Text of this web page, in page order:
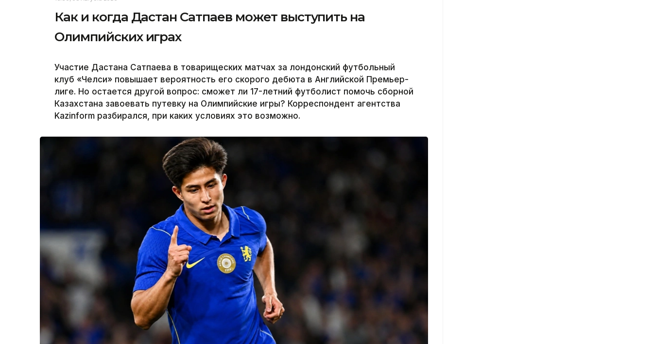
Как и когда Дастан Сатпаев может выступить на
Олимпийских играх
Участие Дастана Сатпаева в товарищеских матчах за лондонский футбольный
клуб «Челси» повышает вероятность его скорого дебюта в Английской Премьер-
лиге. Но остается другой вопрос: сможет ли 17-летний футболист помочь сборной
Казахстана завоевать путевку на Олимпийские игры? Корреспондент агентства
Kazinform разбирался, при каких условиях это возможно.